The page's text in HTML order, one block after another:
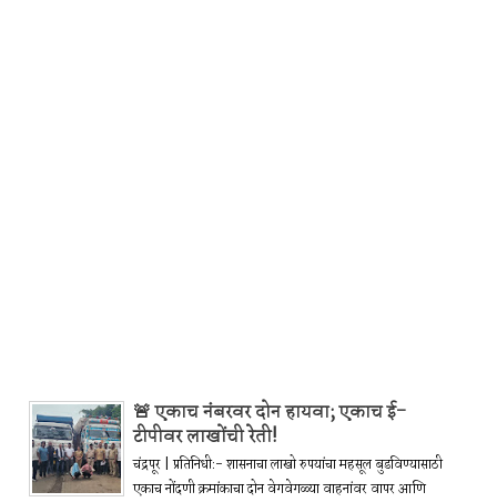
🚨 एकाच नंबरवर दोन हायवा; एकाच ई-
टीपीवर लाखोंची रेती!
चंद्रपूर | प्रतिनिधी:- शासनाचा लाखो रुपयांचा महसूल बुडविण्यासाठी
एकाच नोंदणी क्रमांकाचा दोन वेगवेगळ्या वाहनांवर वापर आणि